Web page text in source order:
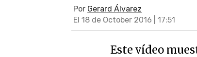
Por Gerard Álvarez
El 18 de October 2016 | 17:51
Este vídeo